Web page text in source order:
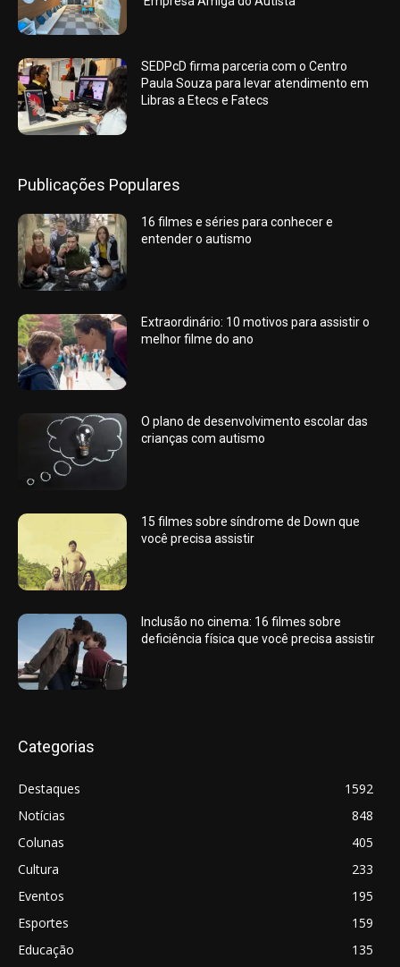
SEDPcD firma parceria com o Centro
Paula Souza para levar atendimento em
Libras a Etecs e Fatecs
Publicações Populares
16 filmes e séries para conhecer e
entender o autismo
Extraordinário: 10 motivos para assistir o
melhor filme do ano
O plano de desenvolvimento escolar das
crianças com autismo
15 filmes sobre síndrome de Down que
você precisa assistir
Inclusão no cinema: 16 filmes sobre
deficiência física que você precisa assistir
Categorias
Destaques
1592
Notícias
848
Colunas
405
Cultura
233
Eventos
195
Esportes
159
Educação
135